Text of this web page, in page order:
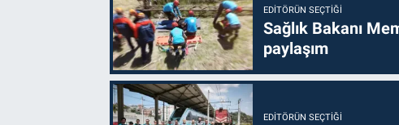
EDITÖRÜN SEÇTIĞI
Sağlık Bakanı
paylaşım
EDITÖRÜN SEÇTIĞI